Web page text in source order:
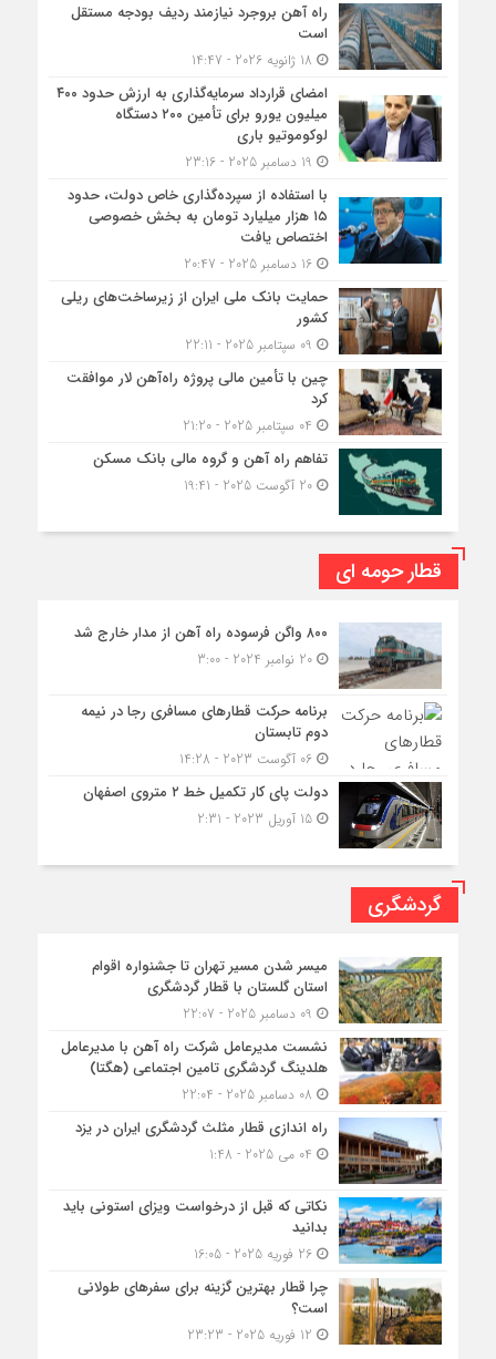
راه آهن بروجرد نیازمند ردیف بودجه مستقل
است
امضای قرارداد سرمایه‌گذاری به ارزش حدود ۴۰۰
میلیون یورو برای تأمین ۲۰۰ دستگاه
لوکوموتیو باری
با استفاده از سپرده‌گذاری خاص دولت، حدود
۱۵ هزار میلیارد تومان به بخش خصوصی
اختصاص یافت
16 دسامبر 2025 - 20:47
حمایت بانک ملی ایران از زیرساخت‌های ریلی
کشور
چین با تأمین مالی پروژه راه‌آهن لار موافقت
کرد
تفاهم راه آهن و گروه مالی بانک مسکن
20 آگوست 2025 - 19:41
قطار حومه ای
۸۰۰ واگن فرسوده راه آهن از مدار خارج شد
20 نوامبر 2024 - 3:00
برنامه حرکت قطارهای مسافری رجا در نیمه
دوم تابستان
06 آگوست 2023 - 14:28
دولت پای کار تکمیل خط ۲ متروی اصفهان
15 آوریل 2023 - 2:31
گردشگری
میسر شدن مسیر تهران تا جشنواره اقوام
استان گلستان با قطار گردشگری
نشست مدیرعامل شرکت راه آهن با مدیرعامل
هلدینگ گردشگری تامین اجتماعی (هگتا)
راه اندازی قطار مثلث گردشگری ایران در یزد
نکاتی که قبل از درخواست ویزای استونی باید
بدانید
26 فوریه 2025 - 16:05
چرا قطار بهترین گزینه برای سفرهای طولانی
است؟